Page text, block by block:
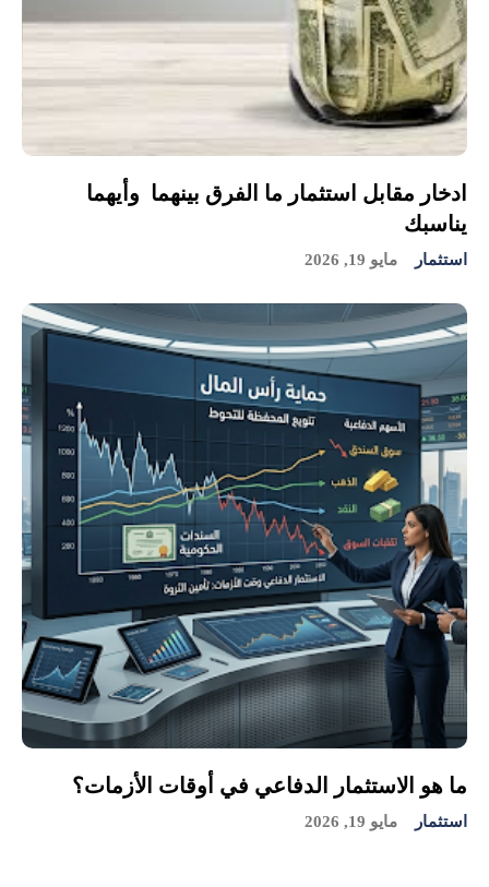
ادخار مقابل استثمار ما الفرق بينهما وأيهما
يناسبك
استثمار مايو 19, 2026
ما هو الاستثمار الدفاعي في أوقات الأزمات؟
استثمار مايو 19, 2026